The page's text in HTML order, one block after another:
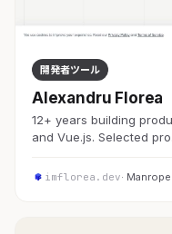
開発者ツール
Alexandru Florea
12+ years building
and Vue.js. Selected
imflorea.dev· Manrope